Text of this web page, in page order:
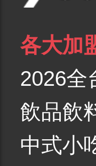
各大加
2026全
飲品飲
中式小